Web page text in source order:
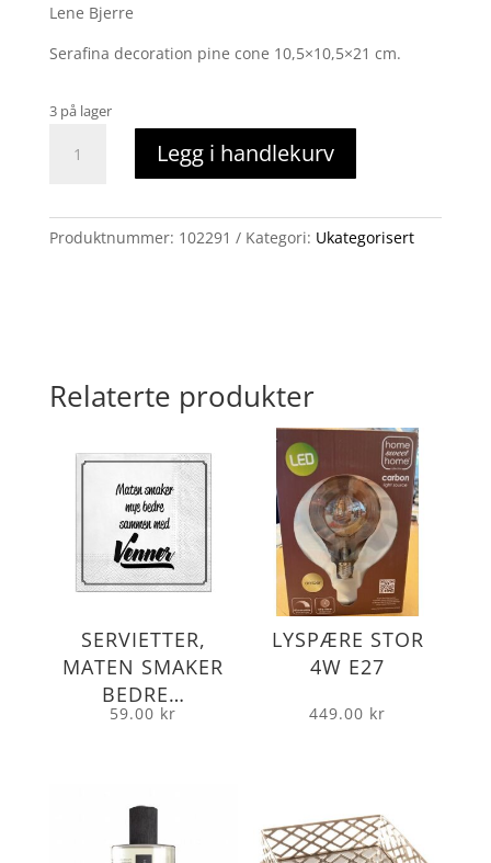
Lene Bjerre
Serafina decoration pine cone 10,5×10,5×21 cm.
3 på lager
sølvkongle,stående
antall
Legg i handlekurv
Produktnummer: 102291 Kategori: Ukategorisert
Relaterte produkter
SERVIETTER,
MATEN SMAKER
BEDRE…
59.00 kr
LYSPÆRE STOR
4W E27
449.00 kr